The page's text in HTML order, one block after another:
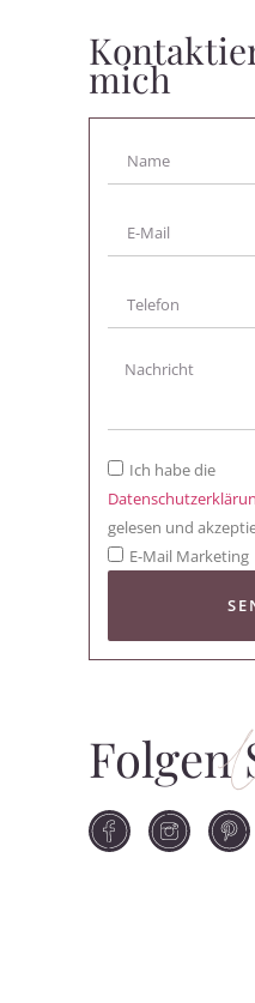
mich
Ich habe die
gelesen und
E-Mail Marketing
Folgen